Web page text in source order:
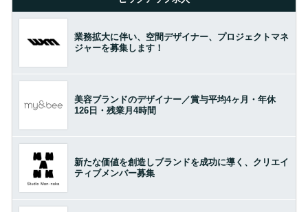
業務拡大に伴い、空間デザイナー、プロジェクトマネ
ジャーを募集します！
美容ブランドのデザイナー／賞与平均4ヶ月・年休
126日・残業月4時間
新たな価値を創造しブランドを成功に導く、クリエイ
ティブメンバー募集